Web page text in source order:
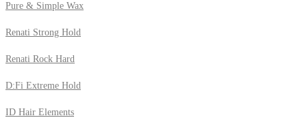
Pure & Simple Wax
Renati Strong Hold
Renati Rock Hard
D:Fi Extreme Hold
ID Hair Elements